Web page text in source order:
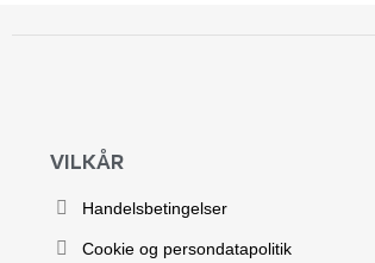
VILKÅR
Handelsbetingelser
Cookie og persondatapolitik